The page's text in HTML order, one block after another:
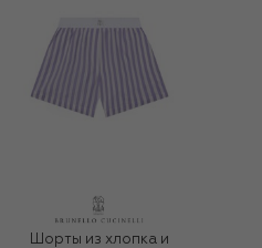
Шорты из хлопка и